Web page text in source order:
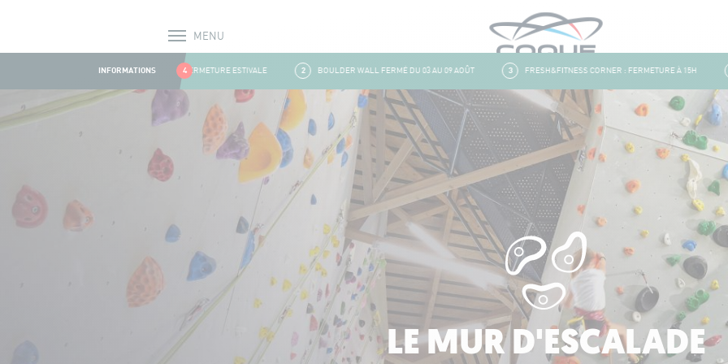
MENU
INFORMATIONS 4
1 FERMETURE ESTIVALE BOULDER WALL FERMÉ DU 03 AU 09 AOÛT FRESH&FITNESS CORNER : FERMETURE À 15H
LE MUR D'ESCALADE